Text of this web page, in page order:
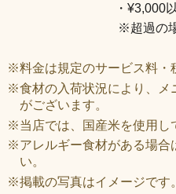
・¥3,000以
※超過の場
※料金は規定のサービス料・
※食材の入荷状況により、メ
がございます。
※当店では、国産米を使用し
※アレルギー食材がある場合
い。
※掲載の写真はイメージです。